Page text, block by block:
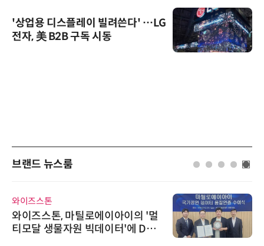
'상업용 디스플레이 빌려쓴다' …LG
전자, 美 B2B 구독 시동
브랜드 뉴스룸
와이즈스톤
와이즈스톤, 마틸로에이아이의 '멀
티모달 생물자원 빅데이터'에 DQ